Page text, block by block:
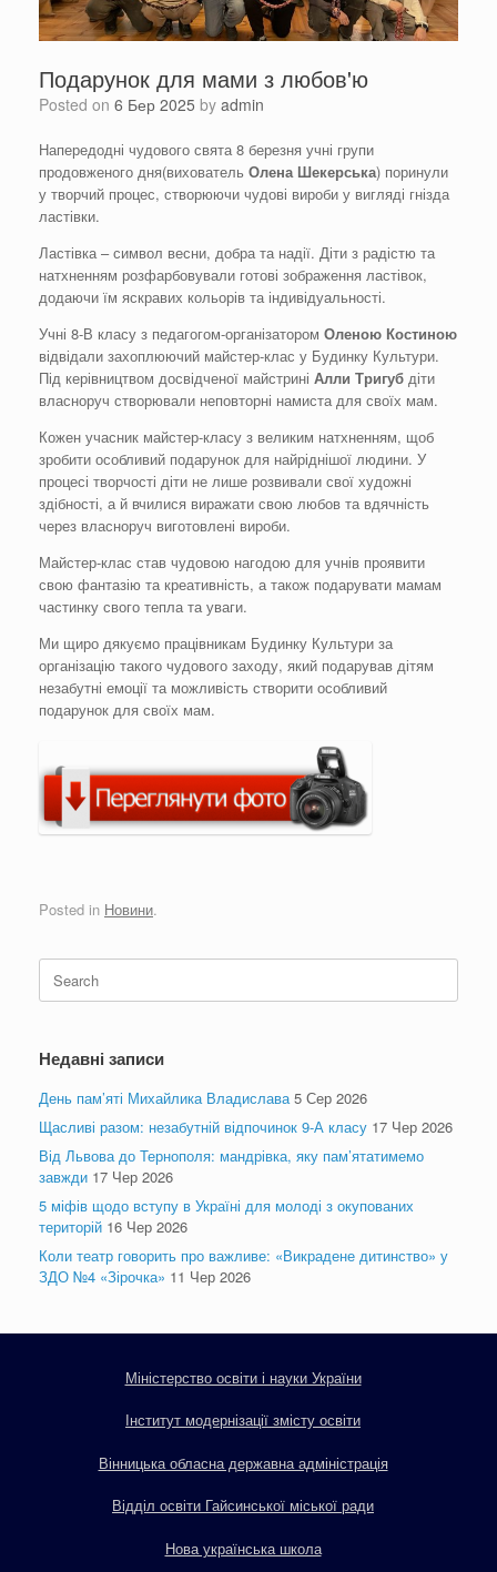
Подарунок для мами з любов'ю
Posted on 6 Бер 2025 by admin
Напередодні чудового свята 8 березня учні групи
продовженого дня(вихователь Олена Шекерська) поринули
у творчий процес, створюючи чудові вироби у вигляді гнізда
ластівки.
Ластівка – символ весни, добра та надії. Діти з радістю та
натхненням розфарбовували готові зображення ластівок,
додаючи їм яскравих кольорів та індивідуальності.
Учні 8-В класу з педагогом-організатором Оленою Костиною
відвідали захоплюючий майстер-клас у Будинку Культури.
Під керівництвом досвідченої майстрині Алли Тригуб діти
власноруч створювали неповторні намиста для своїх мам.
Кожен учасник майстер-класу з великим натхненням, щоб
зробити особливий подарунок для найріднішої людини. У
процесі творчості діти не лише розвивали свої художні
здібності, а й вчилися виражати свою любов та вдячність
через власноруч виготовлені вироби.
Майстер-клас став чудовою нагодою для учнів проявити
свою фантазію та креативність, а також подарувати мамам
частинку свого тепла та уваги.
Ми щиро дякуємо працівникам Будинку Культури за
організацію такого чудового заходу, який подарував дітям
незабутні емоції та можливість створити особливий
подарунок для своїх мам.
Posted in Новини.
Search
for:
Недавні записи
День пам’яті Михайлика Владислава 5 Сер 2026
Щасливі разом: незабутній відпочинок 9-А класу 17 Чер 2026
Від Львова до Тернополя: мандрівка, яку пам’ятатимемо
завжди 17 Чер 2026
5 міфів щодо вступу в Україні для молоді з окупованих
територій 16 Чер 2026
Коли театр говорить про важливе: «Викрадене дитинство» у
ЗДО №4 «Зірочка» 11 Чер 2026
Міністерство освіти і науки України
Інститут модернізації змісту освіти
Вінницька обласна державна адміністрація
Відділ освіти Гайсинської міської ради
Нова українська школа